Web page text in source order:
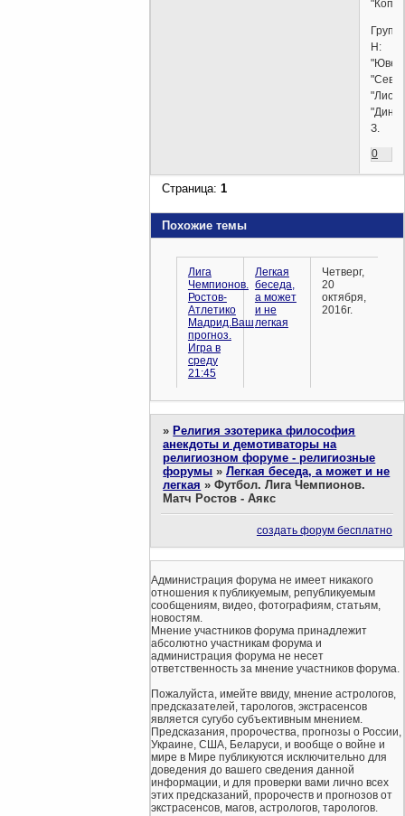
H:
З.
0
Страница:1
Похожие темы
Лига
Чемпионов.
Ростов-
Атлетико
Мадрид.Ваш
прогноз.
Игра в
среду
21:45
Легкая
беседа,
а может
и не
легкая
Четверг,
20
октября,
2016г.
» Религия эзотерика философия
анекдоты и демотиваторы на
религиозном форуме - религиозные
форумы »Легкая беседа, а может и не
легкая »Футбол. Лига Чемпионов.
Матч Ростов - Аякс
создать форум бесплатно
Администрация форума не имеет никакого
отношения к публикуемым, републикуемым
сообщениям, видео, фотографиям, статьям,
новостям.
Мнение участников форума принадлежит
абсолютно участникам форума и
администрация форума не несет
ответственность за мнение участников форума.
Пожалуйста, имейте ввиду, мнение астрологов,
предсказателей, тарологов, экстрасенсов
является сугубо субъективным мнением.
Предсказания, пророчества, прогнозы о России,
Украине, США, Беларуси, и вообще о войне и
мире в Мире публикуются исключительно для
доведения до вашего сведения данной
информации, и для проверки вами лично всех
этих предсказаний, пророчеств и прогнозов от
экстрасенсов, магов, астрологов, тарологов.